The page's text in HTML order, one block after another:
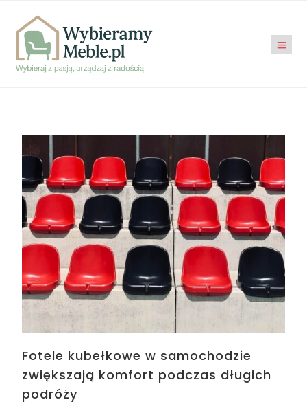
Fotele kubełkowe w samochodzie
zwiększają komfort podczas długich
podróży